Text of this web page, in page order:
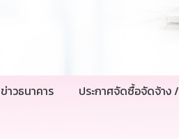
ข่าวธนาคาร ประกาศจัดซื้อจัดจ้าง